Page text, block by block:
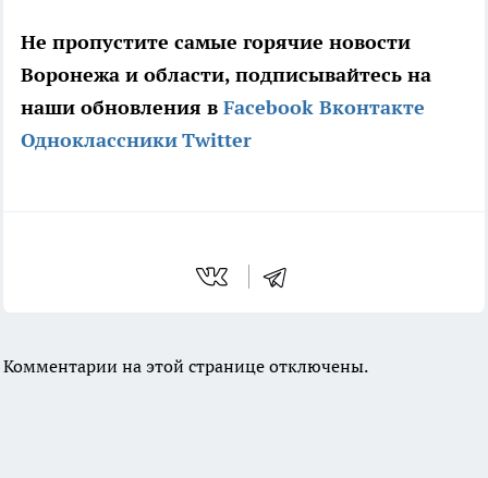
Не пропустите самые горячие новости
Воронежа и области, подписывайтесь на
наши обновления в Facebook Вконтакте
ОдноклассникиTwitter
Комментарии на этой странице отключены.